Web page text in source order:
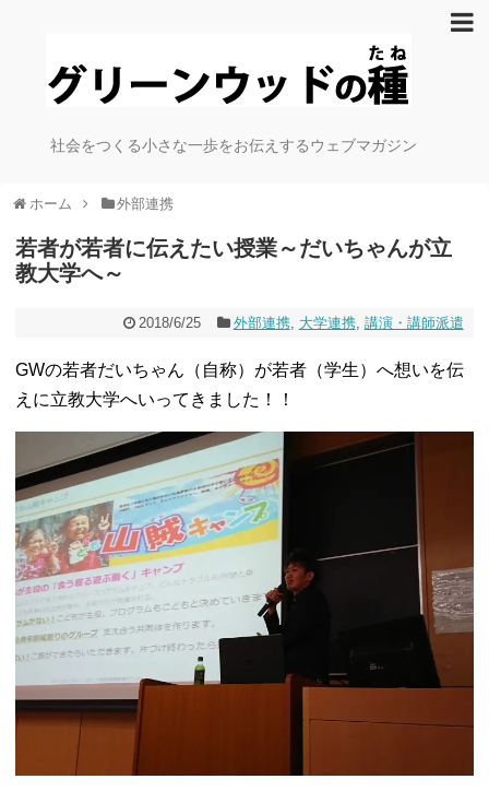
社会をつくる小さな一歩をお伝えするウェブマガジン
ホーム 外部連携
若者が若者に伝えたい授業～だいちゃんが立
教大学へ～
2018/6/25 外部連携, 大学連携, 講演・講師派遣
GWの若者だいちゃん（自称）が若者（学生）へ想いを伝
えに立教大学へいってきました！！